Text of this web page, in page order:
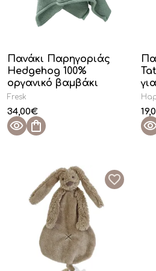
Πανάκι Παρηγοριάς
Hedgehog 100%
οργανικό βαμβάκι
Fresk
34,00€